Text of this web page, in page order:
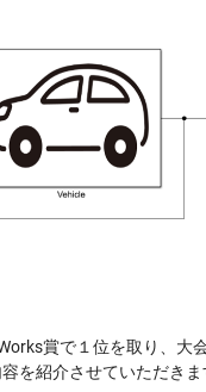
賞で１位を取り、大
を紹介させていただきま